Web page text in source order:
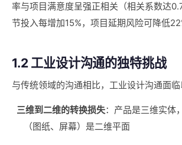
率与项目满意度呈强正相关（相关系数达
节投入每增加15%，项目延期风险可降低
1.2 工业设计沟通的独特挑战
与传统领域的沟通相比，工业设计沟通面临
三维到二维的转换损失：产品是三维实体
（图纸、屏幕）是二维平面